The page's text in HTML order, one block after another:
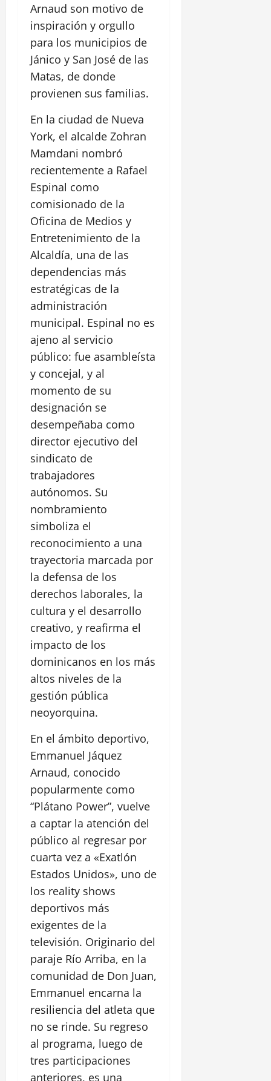
Arnaud son motivo de
inspiración y orgullo
para los municipios de
Jánico y San José de las
Matas, de donde
provienen sus familias.
En la ciudad de Nueva
York, el alcalde Zohran
Mamdani nombró
recientemente a Rafael
Espinal como
comisionado de la
Oficina de Medios y
Entretenimiento de la
Alcaldía, una de las
dependencias más
estratégicas de la
administración
municipal. Espinal no es
ajeno al servicio
público: fue asambleísta
y concejal, y al
momento de su
designación se
desempeñaba como
director ejecutivo del
sindicato de
trabajadores
autónomos. Su
nombramiento
simboliza el
reconocimiento a una
trayectoria marcada por
la defensa de los
derechos laborales, la
cultura y el desarrollo
creativo, y reafirma el
impacto de los
dominicanos en los más
altos niveles de la
gestión pública
neoyorquina.
En el ámbito deportivo,
Emmanuel Jáquez
Arnaud, conocido
popularmente como
“Plátano Power”, vuelve
a captar la atención del
público al regresar por
cuarta vez a «Exatlón
Estados Unidos», uno de
los reality shows
deportivos más
exigentes de la
televisión. Originario del
paraje Río Arriba, en la
comunidad de Don Juan,
Emmanuel encarna la
resiliencia del atleta que
no se rinde. Su regreso
al programa, luego de
tres participaciones
anteriores, es una